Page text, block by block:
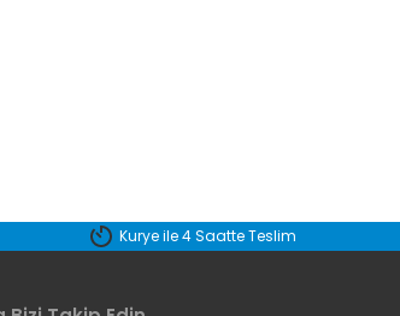
Kurye ile 4 Saatte Teslim